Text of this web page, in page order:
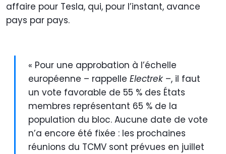
affaire pour Tesla, qui, pour l’instant, avance
pays par pays.
« Pour une approbation à l’échelle
européenne – rappelle Electrek –, il faut
un vote favorable de 55 % des États
membres représentant 65 % de la
population du bloc. Aucune date de vote
n’a encore été fixée : les prochaines
réunions du TCMV sont prévues en juillet